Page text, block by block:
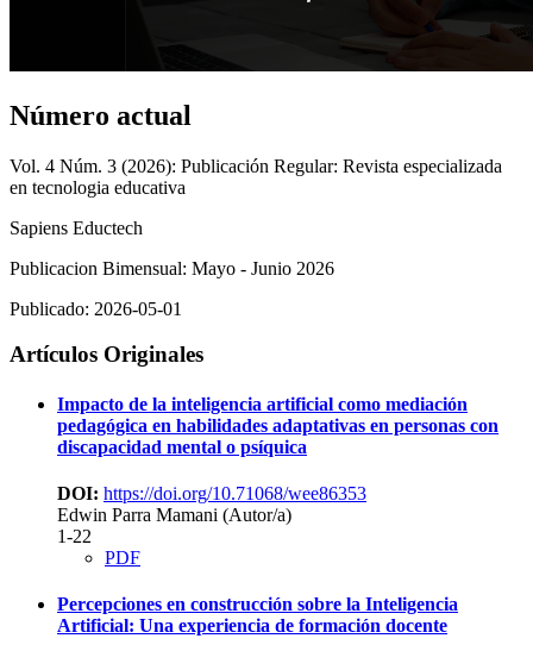
Número actual
Vol. 4 Núm. 3 (2026): Publicación Regular: Revista especializada
en tecnologia educativa
Sapiens Eductech
Publicacion Bimensual: Mayo - Junio 2026
Publicado: 2026-05-01
Artículos Originales
Impacto de la inteligencia artificial como mediación
pedagógica en habilidades adaptativas en personas con
discapacidad mental o psíquica
DOI: https://doi.org/10.71068/wee86353
Edwin Parra Mamani (Autor/a)
1-22
PDF
Percepciones en construcción sobre la Inteligencia
Artificial: Una experiencia de formación docente